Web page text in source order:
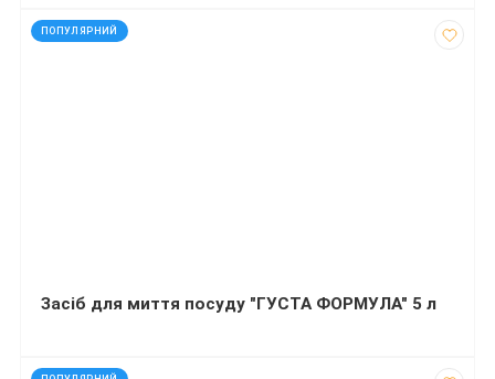
ПОПУЛЯРНИЙ
код: 927790
Засіб для миття посуду "ГУСТА ФОРМУЛА" 5 л
код: 817